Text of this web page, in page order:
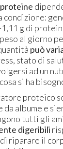
condizione:
g di
al giorno
può
stato di
ad un
si ha
proteico
da albume e
tutti gli
digeribili
riparare il